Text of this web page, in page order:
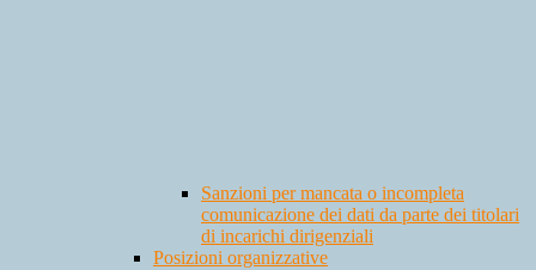
Sanzioni per mancata o incompleta
comunicazione dei dati da parte dei titolari
di incarichi dirigenziali
Posizioni organizzative